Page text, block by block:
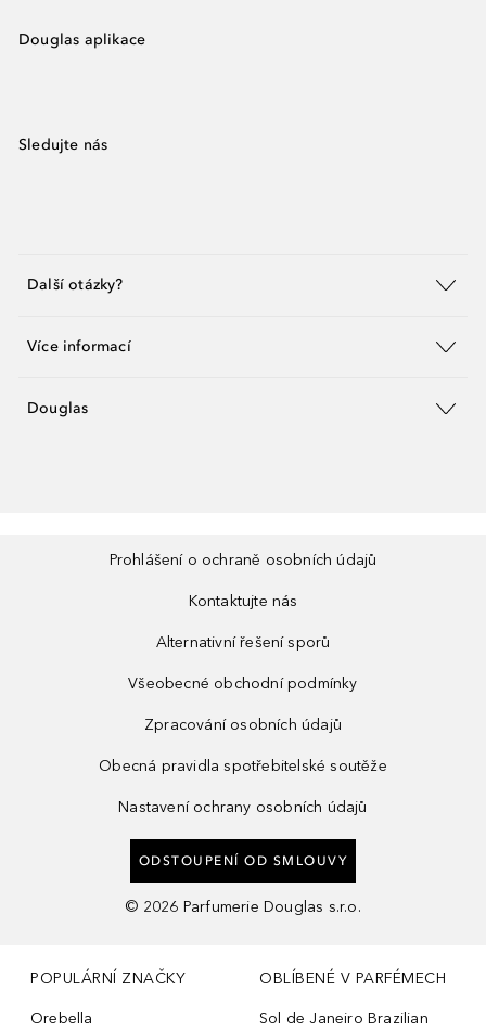
Douglas aplikace
Sledujte nás
Další otázky?
Více informací
Douglas
Prohlášení o ochraně osobních údajů
Kontaktujte nás
Alternativní řešení sporů
Všeobecné obchodní podmínky
Zpracování osobních údajů
Obecná pravidla spotřebitelské soutěže
Nastavení ochrany osobních údajů
ODSTOUPENÍ OD SMLOUVY
© 2026 Parfumerie Douglas s.r.o.
POPULÁRNÍ ZNAČKY
Orebella
OBLÍBENÉ V PARFÉMECH
Sol de Janeiro Brazilian